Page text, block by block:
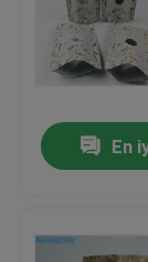
Evde
Ürün
Bizim
En